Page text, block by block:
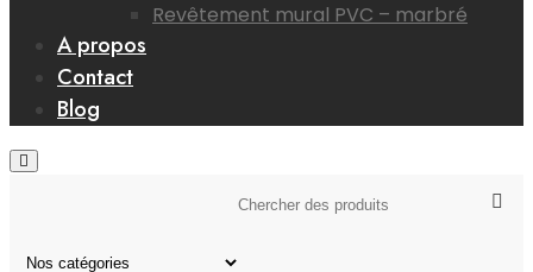
Revêtement mural PVC – marbré
A propos
Contact
Blog